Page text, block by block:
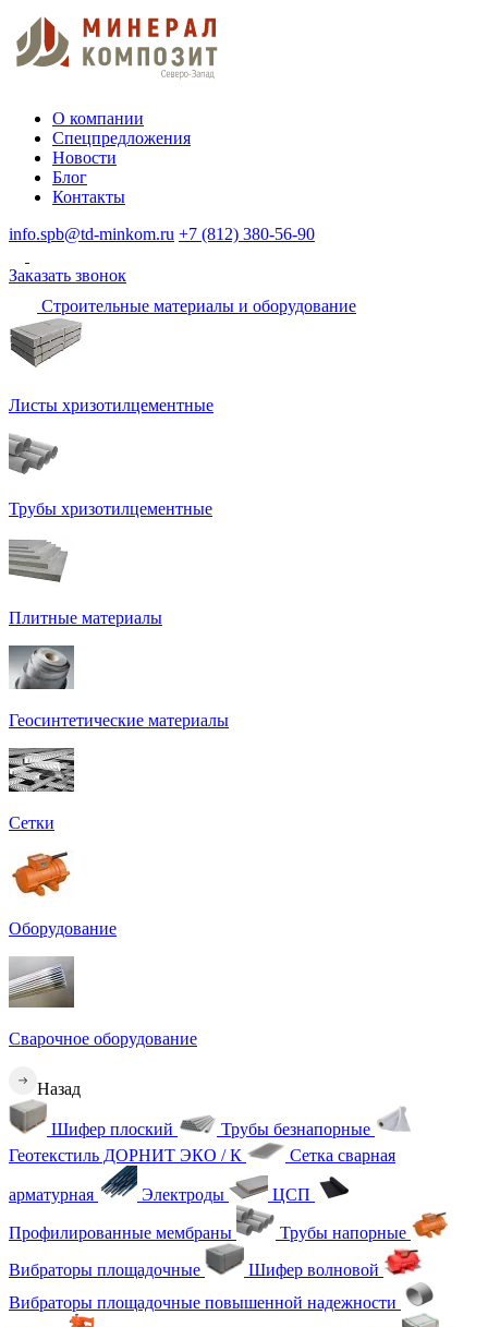
О компании
Спецпредложения
Новости
Блог
Контакты
info.spb@td-minkom.ru +7 (812) 380-56-90
Заказать звонок
Строительные материалы и оборудование
Листы хризотилцементные
Трубы хризотилцементные
Плитные материалы
Геосинтетические материалы
Сетки
Оборудование
Сварочное оборудование
Назад
Шифер плоский
Трубы безнапорные
Геотекстиль ДОРНИТ ЭКО / К
Сетка сварная
арматурная Электроды ЦСП
Профилированные мембраны
Трубы напорные
Вибраторы площадочные
Шифер волновой
Вибраторы площадочные повышенной надежности